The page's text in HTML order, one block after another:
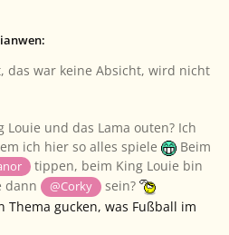
das war keine Absicht, wird nicht
und das Lama outen? Ich
ich hier so alles spiele
Beim
tippen, beim King Louie bin
dann
@Corky
sein?
gucken, was Fußball im